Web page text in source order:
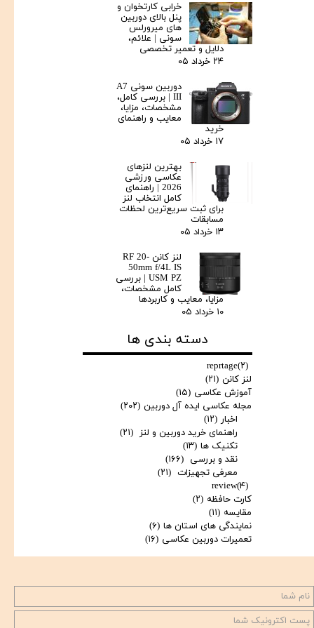
خرابی کارتخوان و
پنل بالای دوربین‌
های میرورلس
سونی | علائم،
دلایل و تعمیر تخصصی
۲۴ خرداد ۰۵
دوربین سونی A7
III | بررسی کامل،
مشخصات، مزایا،
معایب و راهنمای
خرید
۱۷ خرداد ۰۵
بهترین لنزهای
عکاسی ورزشی
2026 | راهنمای
کامل انتخاب لنز
برای ثبت سریع‌ترین لحظات
مسابقات
۱۳ خرداد ۰۵
لنز کانن RF 20-
50mm f/4L IS
USM PZ | بررسی
کامل مشخصات،
مزایا، معایب و کاربردها
۱۰ خرداد ۰۵
دسته بندی ها
reprtage(۲)
لنز کانن (۲۱)
آموزش عکاسی (۱۵)
مجله عکاسی ایده آل دوربین (۲۰۲)
اخبار (۱۲)
راهنمای خرید دوربین و لنز (۲۱)
تکنیک ها (۱۳)
نقد و بررسی (۱۶۶)
معرفی تجهیزات (۲۱)
review(۴)
کارت حافظه (۲)
مقایسه (۱۱)
نمایندگی های استان ها (۶)
تعمیرات دوربین عکاسی (۱۶)